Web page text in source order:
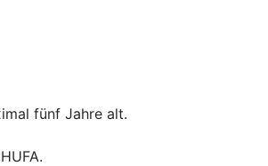
fünf Jahre alt.